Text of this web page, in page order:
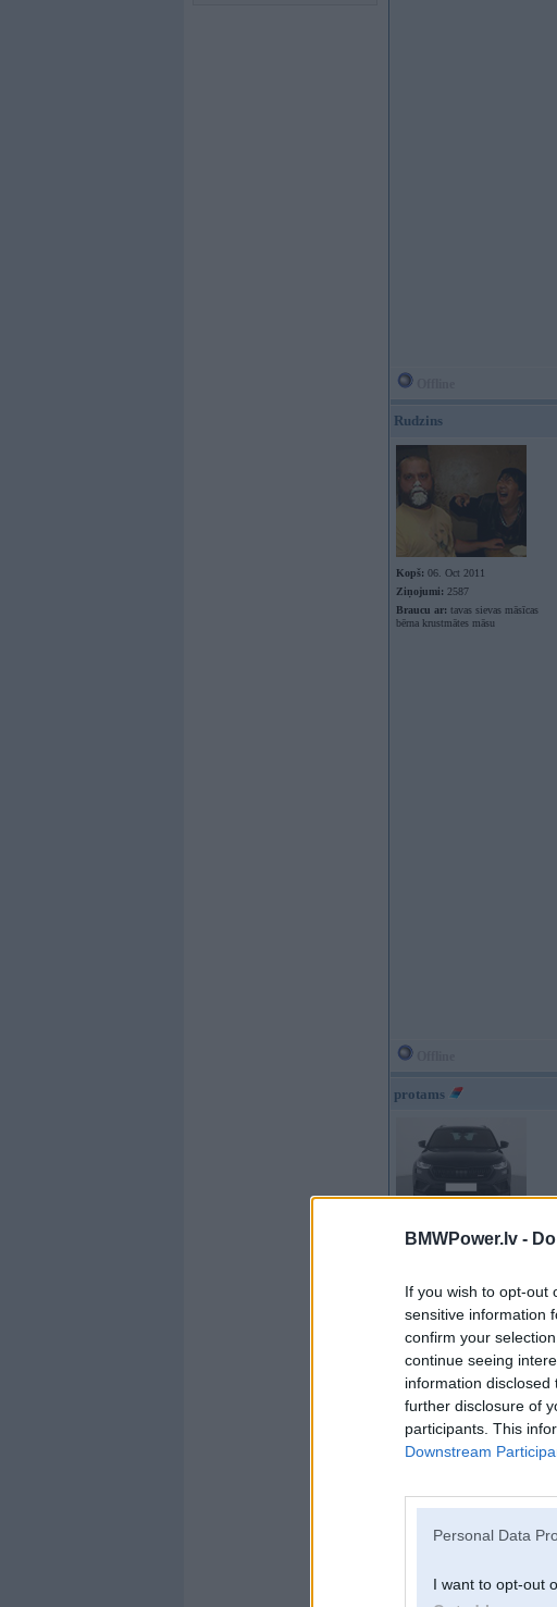
BMWPower.lv -
If you wish to opt-out
sensitive information
confirm your
continue seeing
information
further disclosure of
participants. This
Downstream
Personal Data
I want to opt-out
Rudzins
Kopš: 06. Oct 2011
Ziņojumi: 2587
Braucu ar: tavas sievas māsīcas
bērna krustmātes māsu
protams
Ziņojumi:6334